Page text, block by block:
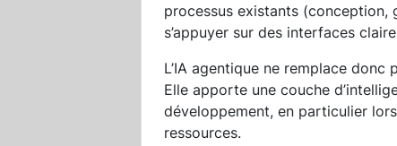
processus existants (conception,
s’appuyer sur des interfaces
L’IA agentique ne remplace donc
Elle apporte une couche
développement, en particulier
ressources.